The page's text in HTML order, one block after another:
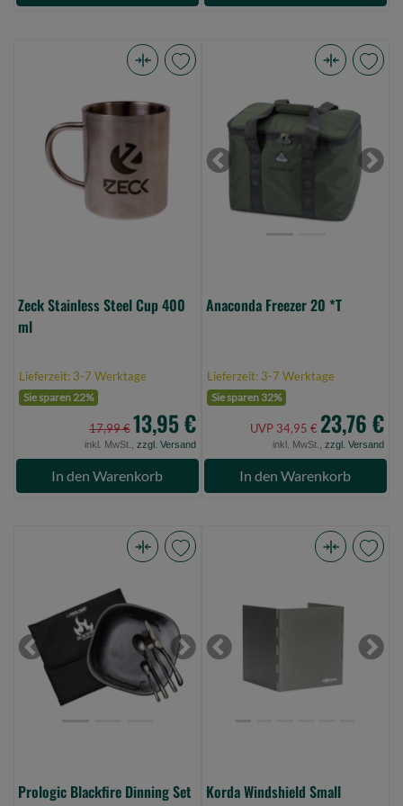
Zeck Stainless Steel Cup 400
ml
Lieferzeit: 3-7 Werktage
Sie sparen 22%
17,99 €13,95 €
inkl. MwSt., zzgl. Versand
In den Warenkorb
Freezer
*T
(BildPrevious Next
Anaconda Freezer 20 *T
Lieferzeit: 3-7 Werktage
Sie sparen 32%
UVP 34,95 € 23,76 €
inkl. MwSt., zzgl. Versand
In den Warenkorb
Dinning
Set
(BildPrevious Next
Prologic Blackfire Dinning Set
(Bild
0)Previous Next
Korda Windshield Small